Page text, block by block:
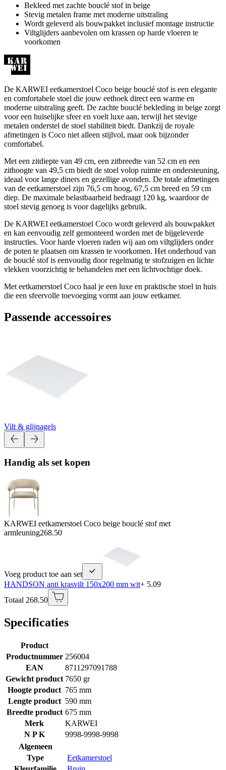
Bekleed met zachte bouclé stof in beige
Stevig metalen frame met moderne uitstraling
Wordt geleverd als bouwpakket inclusief montage instructie
Viltglijders aanbevolen om krassen op harde vloeren te
voorkomen
De KARWEI eetkamerstoel Coco beige bouclé stof is een elegante
en comfortabele stoel die jouw eethoek direct een warme en
moderne uitstraling geeft. De zachte bouclé bekleding in beige zorgt
voor een huiselijke sfeer en voelt luxe aan, terwijl het stevige
metalen onderstel de stoel stabiliteit biedt. Dankzij de royale
afmetingen is Coco niet alleen stijlvol, maar ook bijzonder
comfortabel.
Met een zitdiepte van 49 cm, een zitbreedte van 52 cm en een
zithoogte van 49,5 cm biedt de stoel volop ruimte en ondersteuning,
ideaal voor lange diners en gezellige avonden. De totale afmetingen
van de eetkamerstoel zijn 76,5 cm hoog, 67,5 cm breed en 59 cm
diep. De maximale belastbaarheid bedraagt 120 kg, waardoor de
stoel stevig genoeg is voor dagelijks gebruik.
De KARWEI eetkamerstoel Coco wordt geleverd als bouwpakket
en kan eenvoudig zelf gemonteerd worden met de bijgeleverde
instructies. Voor harde vloeren raden wij aan om viltglijders onder
de poten te plaatsen om krassen te voorkomen. Het onderhoud van
de bouclé stof is eenvoudig door regelmatig te stofzuigen en lichte
vlekken voorzichtig te behandelen met een lichtvochtige doek.
Met eetkamerstoel Coco haal je een luxe en praktische stoel in huis
die een sfeervolle toevoeging vormt aan jouw eetkamer.
Passende accessoires
Vilt & glijnagels
Handig als set kopen
KARWEI eetkamerstoel Coco beige bouclé stof met
armleuning268.50
Voeg product toe aan set
HANDSON anti krasvilt 150x200 mm wit+ 5.09
Totaal 268.50
Specificaties
Product
Productnummer 256004
EAN
8711297091788
Gewicht product 7650 gr
Hoogte product 765 mm
Lengte product 590 mm
Breedte product 675 mm
Merk
KARWEI
N P K
9998-9998-9998
Algemeen
Type
Eetkamerstoel